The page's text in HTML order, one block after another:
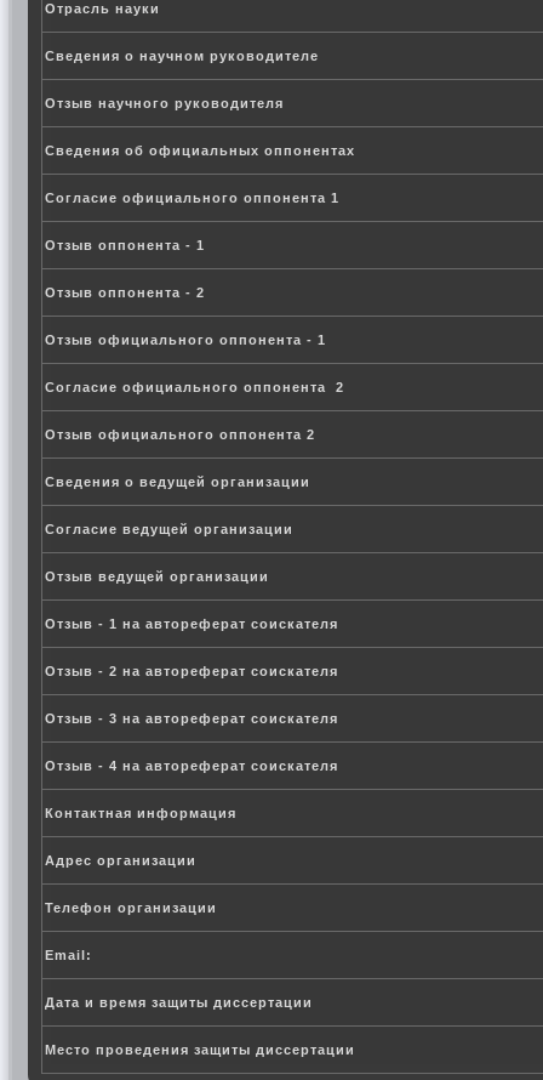
Отрасль науки
Сведения о научном руководителе
Отзыв научного руководителя
Сведения об официальных оппонентах
Согласие официального оппонента 1
Отзыв оппонента - 1
Отзыв оппонента - 2
Отзыв официального оппонента - 1
Согласие официального оппонента 2
Отзыв официального оппонента 2
Сведения о ведущей организации
Согласие ведущей организации
Отзыв ведущей организации
Отзыв - 1 на автореферат соискателя
Отзыв - 2 на автореферат соискателя
Отзыв - 3 на автореферат соискателя
Отзыв - 4 на автореферат соискателя
Контактная информация
Адрес организации
Телефон организации
Email:
Дата и время защиты диссертации
Место проведения защиты диссертации